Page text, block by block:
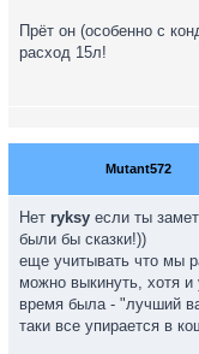
Прёт он (особенно с
расход 15л!
Mutant572
Нет ryksy если ты
были бы сказки!))
еще учитывать что мы
можно выкинуть, хотя
время была - "лучший
таки все упирается в